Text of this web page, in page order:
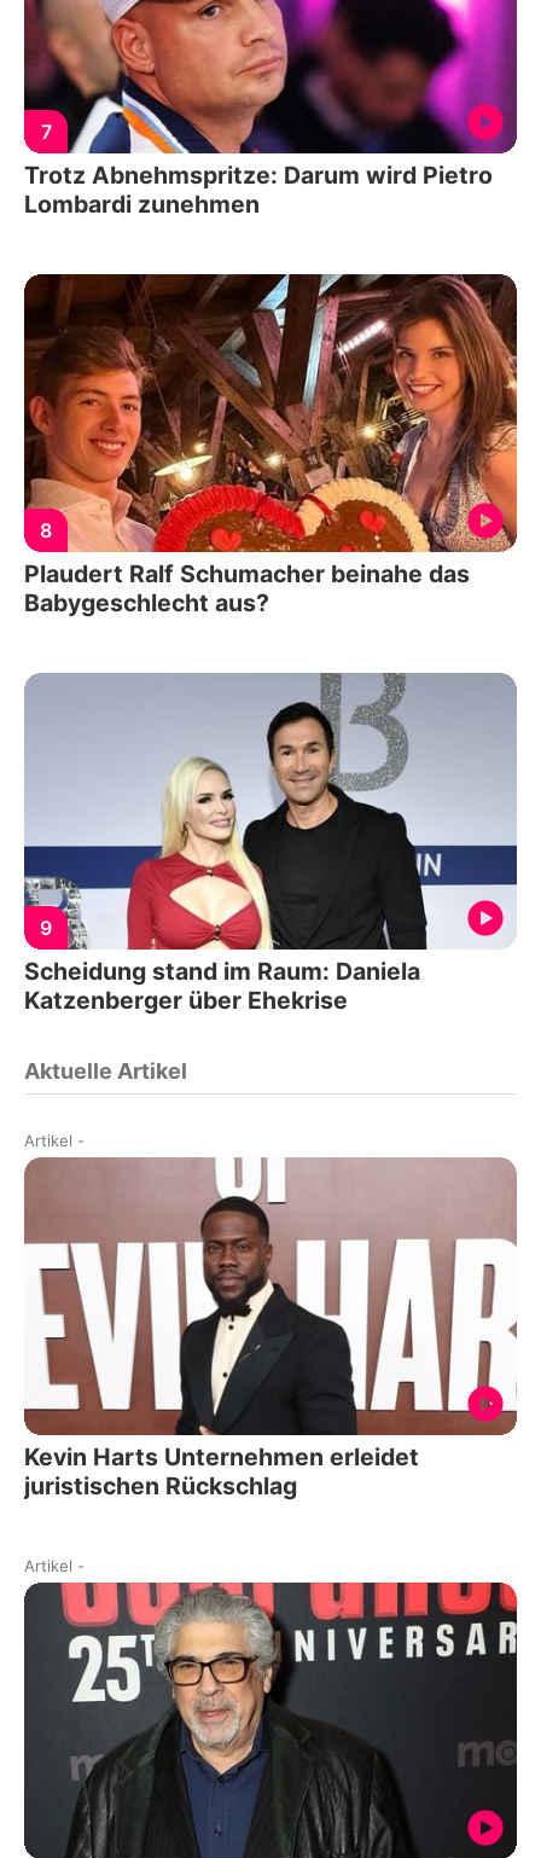
7
Trotz Abnehmspritze: Darum wird Pietro
Lombardi zunehmen
8
Plaudert Ralf Schumacher beinahe das
Babygeschlecht aus?
9
Scheidung stand im Raum: Daniela
Katzenberger über Ehekrise
Aktuelle Artikel
Artikel -
Kevin Harts Unternehmen erleidet
juristischen Rückschlag
Artikel -